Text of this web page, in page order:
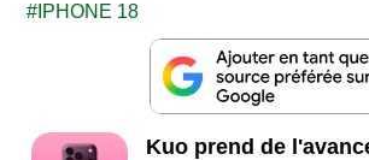
IPHONE 18
Kuo prend de